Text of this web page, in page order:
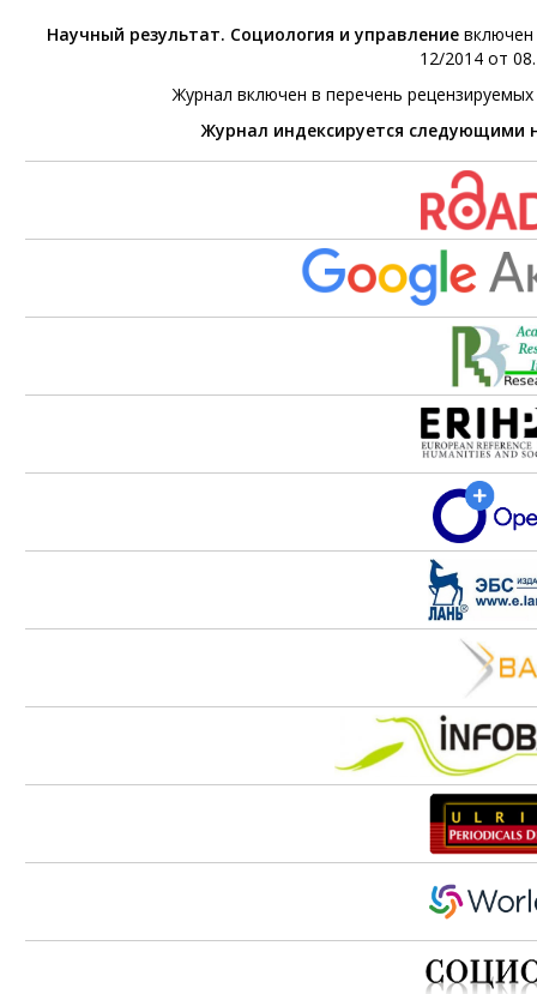
Научный результат. Социология и управление
12/2014 от
Журнал включен в перечень
Журнал индексируется